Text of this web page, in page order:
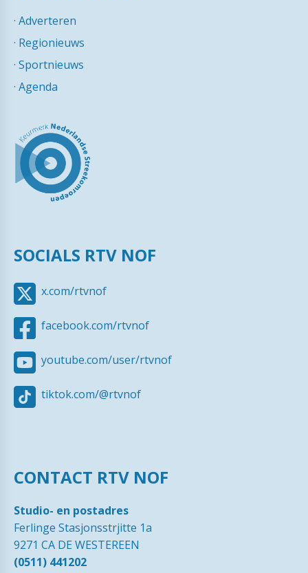
· Adverteren
· Regionieuws
· Sportnieuws
· Agenda
SOCIALS RTV NOF
x.com/rtvnof
facebook.com/rtvnof
youtube.com/user/rtvnof
tiktok.com/@rtvnof
CONTACT RTV NOF
Studio- en postadres
Ferlinge Stasjonsstrjitte 1a
9271 CA DE WESTEREEN
(0511) 441202